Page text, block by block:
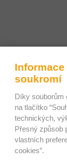
soukromí
Díky souborům
na tlačítko
technických,
Přesný způsob
vlastních
cookies”.